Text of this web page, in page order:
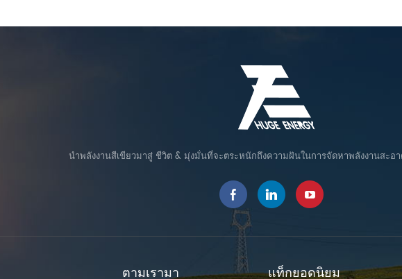
นำพลังงานสีเขียวมาสู่ ชีวิต & มุ่งมั่นที่จะตระหนักถึงความฝันในการจัดหาพลังงานสะ
ตามเรามา แท็กยอดนิยม